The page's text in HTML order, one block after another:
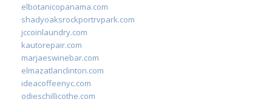
elbotanicopanama.com
shadyoaksrockportrvpark.com
jccoinlaundry.com
kautorepair.com
marjaeswinebar.com
elmazatlanclinton.com
ideacoffeenyc.com
odieschillicothe.com